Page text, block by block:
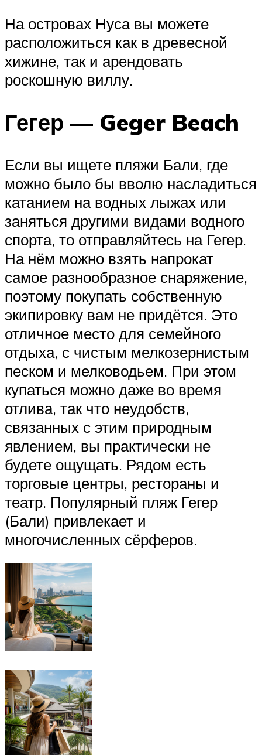
На островах Нуса вы можете
расположиться как в древесной
хижине, так и арендовать
роскошную виллу.
Гегер — Geger Beach
Если вы ищете пляжи Бали, где
можно было бы вволю насладиться
катанием на водных лыжах или
заняться другими видами водного
спорта, то отправляйтесь на Гегер.
На нём можно взять напрокат
самое разнообразное снаряжение,
поэтому покупать собственную
экипировку вам не придётся. Это
отличное место для семейного
отдыха, с чистым мелкозернистым
песком и мелководьем. При этом
купаться можно даже во время
отлива, так что неудобств,
связанных с этим природным
явлением, вы практически не
будете ощущать. Рядом есть
торговые центры, рестораны и
театр. Популярный пляж Гегер
(Бали) привлекает и
многочисленных сёрферов.